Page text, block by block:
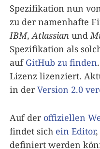
Spezifikation nun
zu der namenhafte
IBM,Atlassian und
Spezifikation als
auf GitHub zu finden
Lizenz lizenziert.
in derVersion 2.0
Auf der offiziellen
findet sich ein Editor
definiert werden